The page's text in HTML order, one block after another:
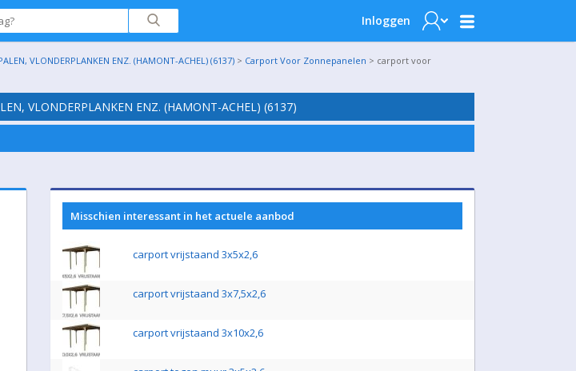
Inloggen
VLONDERPLANKEN ENZ. (HAMONT-ACHEL) (6137) > Carport Voor Zonnepanelen > carport voor
VLONDERPLANKEN ENZ. (HAMONT-ACHEL) (6137)
Misschien interessant in het actuele aanbod
carport vrijstaand 3x5x2,6
carport vrijstaand 3x7,5x2,6
carport vrijstaand 3x10x2,6